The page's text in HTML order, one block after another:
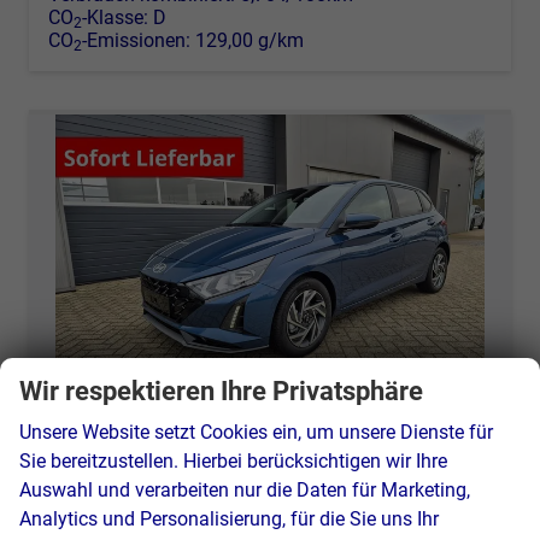
CO2-Klasse: D
CO2-Emissionen: 129,00 g/km
Hyundai i20
unverbindliche Lieferzeit:7 Tage Fahrzeug mit Tageszulassung
Wir respektieren Ihre Privatsphäre
Unsere Website setzt Cookies ein, um unsere Dienste für
Sie bereitzustellen. Hierbei berücksichtigen wir Ihre
Auswahl und verarbeiten nur die Daten für Marketing,
Analytics und Personalisierung, für die Sie uns Ihr